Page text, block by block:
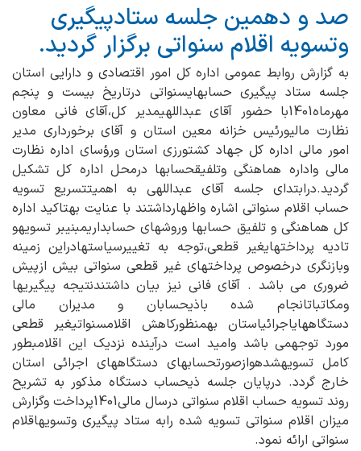
صد و دهمین جلسه ستادپیگیری
وتسویه اقلام سنواتی برگزار گردید.
به گزارش روابط عمومی اداره کل امور اقتصادی و دارایی استان
جلسه ستاد پيگيري حسابهايسنواتي درتاريخ بیست و پنجم
مهرماه1401با حضور آقاي عبداللهیمدير كل،آقای فانی معاون
نظارت مالیورئیس خزانه معین استان و آقای برخورداری مدیر
امور مالی اداره کل جهاد کشتورزی استان ورؤساي اداره نظارت
مالي واداره هماهنگي وتلفيقحسابها درمحل اداره كل تشکیل
گردید.درابتداي جلسه آقاي عبداللهی به اهميتتسريع تسويه
حساب اقلام سنواتي اشاره واظهارداشتند با عنايت بهتاكيد اداره
كل هماهنگي و تلفيق حسابها وروشهاي حسابداريمبنيبر تسويهو
تاديه پرداختهايغير قطعي،توجه به تغييرسياستهادراين زمينه
وبازنگري درخصوص پرداختهاي غير قطعي سنواتي بيش ازپيش
ضروري مي باشد . آقاي فانی نيز بيان داشتندنتيجه پيگيريها
ومكاتباتانجام شده باذيحسابان و مديران مالي
دستگاههاياجرائياستان بهمنظوركاهش اقلامسنواتيغير قطعي
مورد توجهمي باشد واميد است درآينده نزديك اين اقلامبطور
كامل تسويهشدهوازصورتحسابهاي دستگاههاي اجرائي استان
خارج گردد. درپایان جلسه ذیحساب دستگاه مذکور به تشریح
روند تسویه حساب اقلام سنواتی درسال مالی1401پرداخت وگزارش
میزان اقلام سنواتی تسویه شده رابه ستاد پیگیری وتسویهاقلام
سنواتی ارائه نمود.